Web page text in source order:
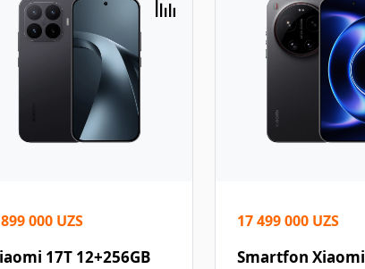
000 UZS
17T 12+256GB
17 499 000 UZS
Smartfon